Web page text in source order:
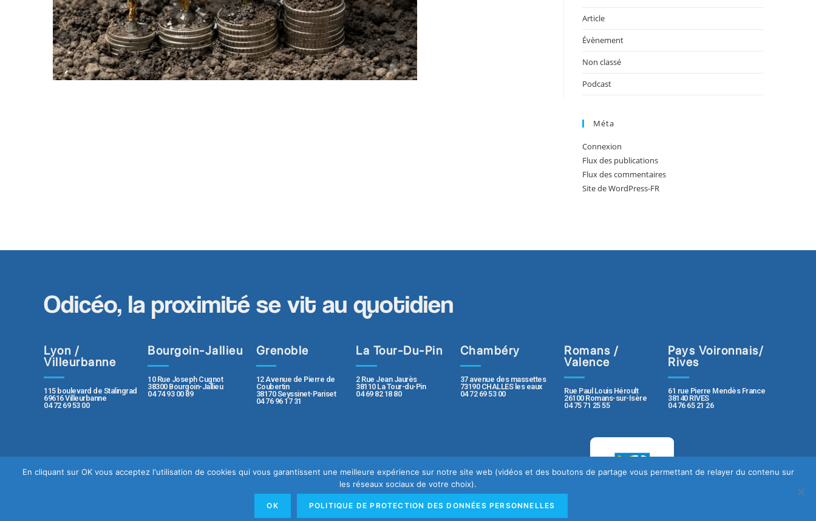
Article
Évènement
Non classé
Podcast
Méta
Connexion
Flux des publications
Flux des commentaires
Site de WordPress-FR
Odicéo, la proximité se vit au quotidien
Lyon /
Villeurbanne
115 boulevard de Stalingrad
69616 Villeurbanne
04 72 69 53 00
Bourgoin-Jallieu
10 Rue Joseph Cugnot
38300 Bourgoin-Jallieu
04 74 93 00 89
Grenoble
12 Avenue de Pierre de
Coubertin
38170 Seyssinet-Pariset
04 76 96 17 31
La Tour-Du-Pin
2 Rue Jean Jaurès
38110 La Tour-du-Pin
04 69 82 18 80
Chambéry
37 avenue des massettes
73190 CHALLES les eaux
04 72 69 53 00
Romans /
Valence
Rue Paul Louis Héroult
26100 Romans-sur-Isère
04 75 71 25 55
Pays Voironnais/
Rives
61 rue Pierre Mendès France
38140 RIVES
04 76 65 21 26
Plan du site
Mentions légales
Politique de protection des données personnelles
Rapport de transparence
En cliquant sur OK vous acceptez l'utilisation de cookies qui vous garantissent une meilleure expérience sur notre site web (vidéos et des boutons de partage vous permettant de relayer du contenu sur
les réseaux sociaux de votre choix).
OK POLITIQUE DE PROTECTION DES DONNÉES PERSONNELLES